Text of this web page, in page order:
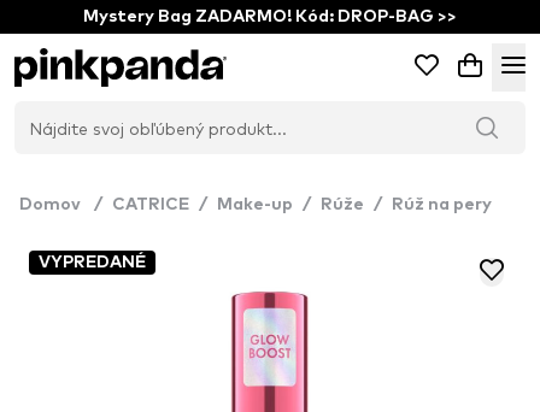
Mystery Bag ZADARMO! Kód: DROP-BAG >>
Domov / CATRICE / Make-up / Rúže / Rúž na pery
VYPREDANÉ